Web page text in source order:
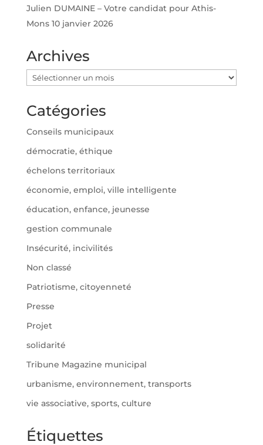
Julien DUMAINE – Votre candidat pour Athis-
Mons 10 janvier 2026
Archives
Archives
Catégories
Conseils municipaux
démocratie, éthique
échelons territoriaux
économie, emploi, ville intelligente
éducation, enfance, jeunesse
gestion communale
Insécurité, incivilités
Non classé
Patriotisme, citoyenneté
Presse
Projet
solidarité
Tribune Magazine municipal
urbanisme, environnement, transports
vie associative, sports, culture
Étiquettes